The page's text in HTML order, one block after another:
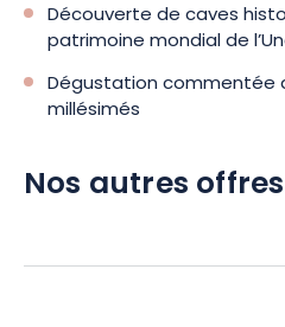
Découverte de caves
patrimoine mondial de
Dégustation commentée
millésimés
Nos autres offres